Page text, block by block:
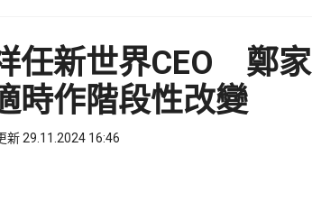
任新世界CEO 鄭家
時作階段性改變
新 29.11.2024 16:46